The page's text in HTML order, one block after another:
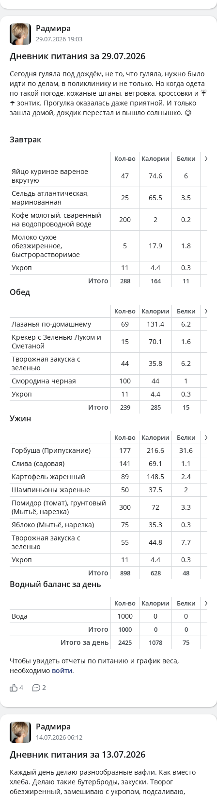
Радмира
29.07.2026 19:03
Дневник питания за 29.07.2026
Сегодня гуляла под дождём, не то, что гуляла, нужно было
идти по делам, в поликлинику и не только. Но когда одета
по такой погоде, кожаные штаны, ветровка, кроссовки и ☔
☂️ зонтик. Прогулка оказалась даже приятной. И только
зашла домой, дождик перестал и вышло солнышко. 😉
Завтрак
Кол-во Калории Белки
Яйцо куриное вареное
вкрутую
47 74.6 6
Сельдь атлантическая,
маринованная
25 65.5 3.5
Кофе молотый, сваренный
на водопроводной воде
200 2 0.2
Молоко сухое
обезжиренное,
быстрорастворимое
5 17.9 1.8
Укроп 11 4.4 0.3
Итого
288 164 11
Обед
Кол-во Калории Белки
Лазанья по-домашнему 69 131.4 6.2
Крекер с Зеленью Луком и
Сметаной
15 70.1 1.6
Творожная закуска с
зеленью
44 35.8 6.2
Смородина черная
100 44 1
Укроп
11 4.4 0.3
Итого
239 285 15
Ужин
Кол-во Калории Белки
Горбуша (Припускание) 177 216.6 31.6
Слива (садовая)
141 69.1 1.1
Картофель жаренный
89 148.5 2.4
Шампиньоны жареные
50 37.5 2
Помидор (томат), грунтовый
(Мытьё, нарезка)
300 72 3.3
Яблоко (Мытьё, нарезка)
75 35.3 0.3
Творожная закуска с
зеленью
55 44.8 7.7
Укроп
11 4.4 0.3
Итого
898 628 48
Водный баланс за день
Кол-во Калории Белки
Вода 1000 0 0
Итого
1000 0 0
Итого за день 2425 1078 75
Чтобы увидеть отчеты по питанию и график веса,
необходимо войти.
4
2
Радмира
14.07.2026 06:12
Дневник питания за 13.07.2026
Каждый день делаю разнообразные вафли. Как вместо
хлеба. Делаю такие бутерброды, закуски. Творог
обезжиренный, замешиваю с укропом, подсаливаю,